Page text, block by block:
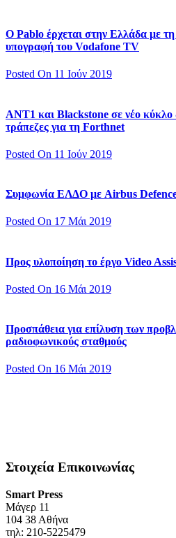
Ο Pablo έρχεται στην Ελλάδα με
υπογραφή του Vodafone TV
Posted On 11 Ιούν 2019
ΑΝΤ1 και Blackstone σε νέο κύκλο
τράπεζες για τη Forthnet
Posted On 11 Ιούν 2019
Συμφωνία ΕΛΔΟ με Airbus
Posted On 17 Μάι 2019
Προς υλοποίηση το έργο Video
Posted On 16 Μάι 2019
Προσπάθεια για επίλυση των
ραδιοφωνικούς σταθμούς
Posted On 16 Μάι 2019
Στοιχεία Επικοινωνίας
Smart Press
Mάγερ 11
104 38 Αθήνα
τηλ: 210-5225479